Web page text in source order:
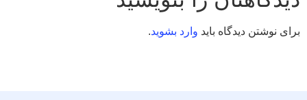
برای نوشتن دیدگاه باید وارد بشوید.